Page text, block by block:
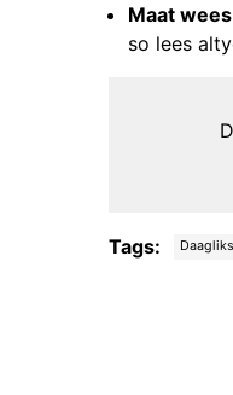
Maat
so lees
Tags: